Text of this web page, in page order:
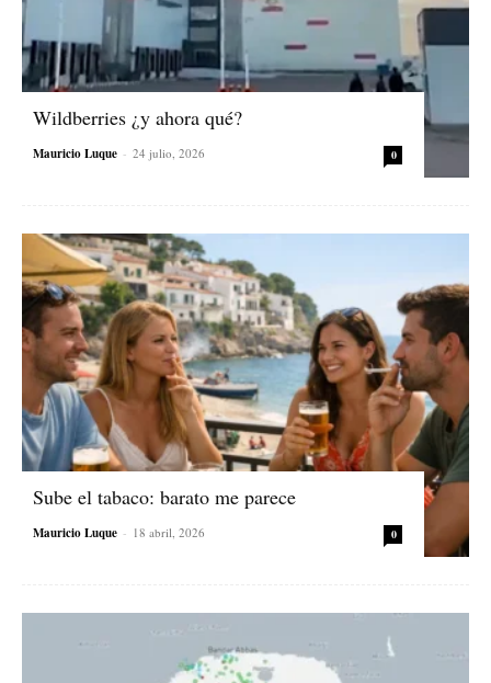
Wildberries ¿y ahora qué?
Mauricio Luque - 24 julio, 2026 0
Sube el tabaco: barato me parece
Mauricio Luque - 18 abril, 2026 0